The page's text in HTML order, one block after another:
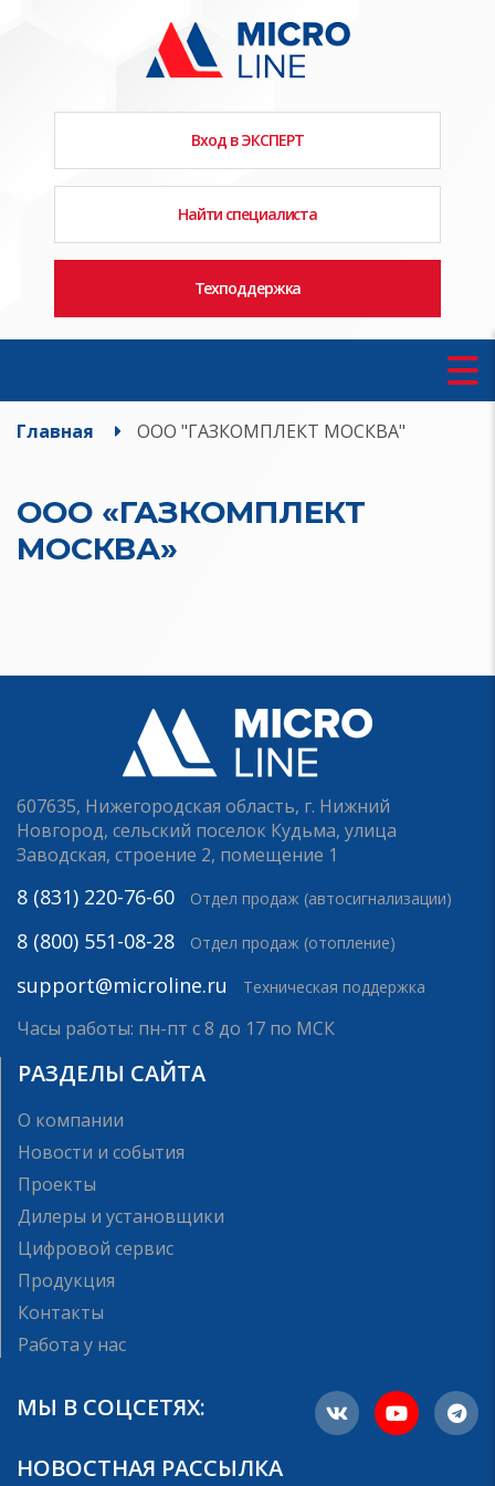
Вход в ЭКСПЕРТ
Найти специалиста
Техподдержка
Главная ООО "ГАЗКОМПЛЕКТ МОСКВА"
ООО «ГАЗКОМПЛЕКТ
МОСКВА»
607635, Нижегородская область, г. Нижний
Новгород, сельский поселок Кудьма, улица
Заводская, строение 2, помещение 1
8 (831) 220-76-60 Отдел продаж (автосигнализации)
8 (800) 551-08-28 Отдел продаж (отопление)
support@microline.ru Техническая поддержка
Часы работы: пн-пт с 8 до 17 по МСК
РАЗДЕЛЫ САЙТА
О компании
Новости и события
Проекты
Дилеры и установщики
Цифровой сервис
Продукция
Контакты
Работа у нас
МЫ В СОЦСЕТЯХ:
НОВОСТНАЯ РАССЫЛКА